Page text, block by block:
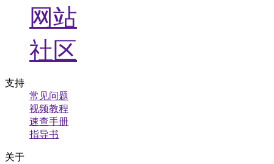
网站
社区
支持
常见问题
视频教程
速查手册
指导书
关于